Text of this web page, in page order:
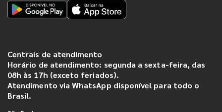
Centrais de atendimento
Horário de atendimento: segunda a sexta-feira, das
08h às 17h (exceto feriados).
Atendimento via WhatsApp disponível para todo o
Brasil.